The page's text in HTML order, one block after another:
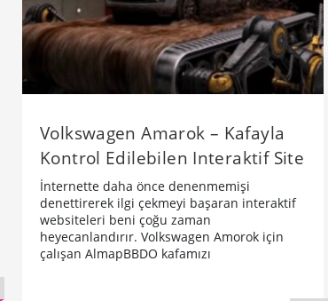
Volkswagen Amarok – Kafayla
Kontrol Edilebilen Interaktif Site
İnternette daha önce denenmemişi
denettirerek ilgi çekmeyi başaran interaktif
websiteleri beni çoğu zaman
heyecanlandırır. Volkswagen Amorok için
çalışan AlmapBBDO kafamızı